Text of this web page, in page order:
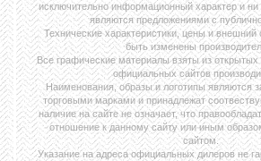
исключительно информационный характер и ни
являются предложениями с
Технические характеристики, цены и внешний
быть изменены
Все графические материалы взяты из открытых
официальных сайтов
Наименования, образы и логотипы являются
торговыми марками и принадлежат
наличие на сайте не означает, что
отношение к данному сайту или иным
сайтом.
Указание на адреса официальных дилеров не